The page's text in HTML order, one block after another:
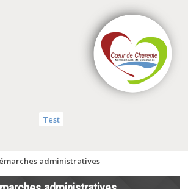
Test
administratives